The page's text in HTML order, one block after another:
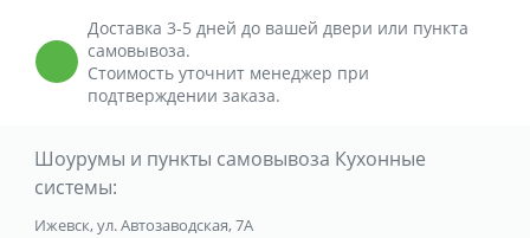
Доставка 3-5 дней до вашей двери или пункта
самовывоза.
Стоимость уточнит менеджер при
подтверждении заказа.
Шоурумы и пункты самовывоза Кухонные
системы:
Ижевск, ул. Автозаводская, 7А